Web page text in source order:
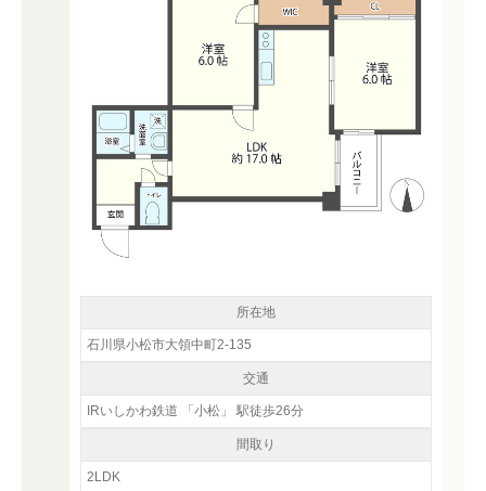
所在地
石川県小松市大領中町2-135
交通
IRいしかわ鉄道 「小松」 駅徒歩26分
間取り
2LDK